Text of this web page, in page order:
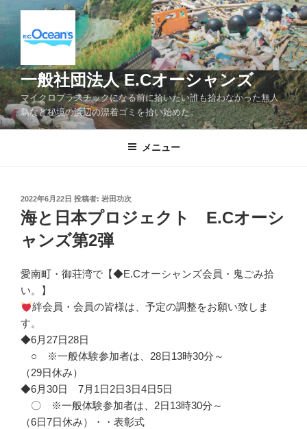
ン
ツ
へ
ス
キ
一般社団法人 E.Cオーシャンズ
マイクロプラスチックになる前に拾いたい誰も拾わなかった無人
島など秘境の浜辺の漂着ゴミを拾い始めた。
メニュー
投
稿
日:
2022年6月22日 投稿者: 岩田功次
海と日本プロジェクト E.Cオーシ
ャンズ第2弾
愛南町・御荘湾で【◆E.Cオーシャンズ会員・鬼ごみ拾
い。】
絆会員・会員の皆様は、予定の調整をお願い致しま
す。
◆6月27日28日
○ ※一般体験参加者は、28日13時30分～
（29日休み）
◆6月30日 7月1日2日3日4日5日
〇 ※一般体験参加者は、2日13時30分～
（6日7日休み）・・表彰式